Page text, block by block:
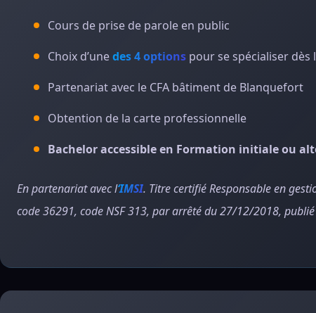
Cours de prise de parole en public
Choix d’unedes 4 options pour se spécialiser dès
Partenariat avec le CFA bâtiment de Blanquefort
Obtention de la carte professionnelle
Bachelor accessible en Formation initiale ou
En partenariat avec l‘IMSI. Titre certifié Responsable en
code 36291, code NSF 313, par arrêté du 27/12/2018,